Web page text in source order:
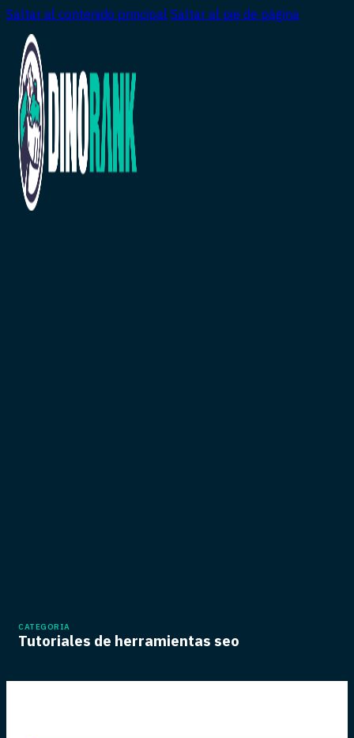
Saltar al contenido principal Saltar al pie de página
CATEGORIA
Tutoriales de herramientas seo